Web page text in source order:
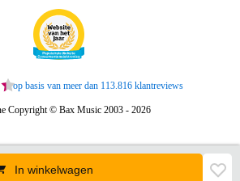
In winkelwagen
op basis van meer dan 113.816 klantreviews
Copyright © Bax Music 2003 - 2026